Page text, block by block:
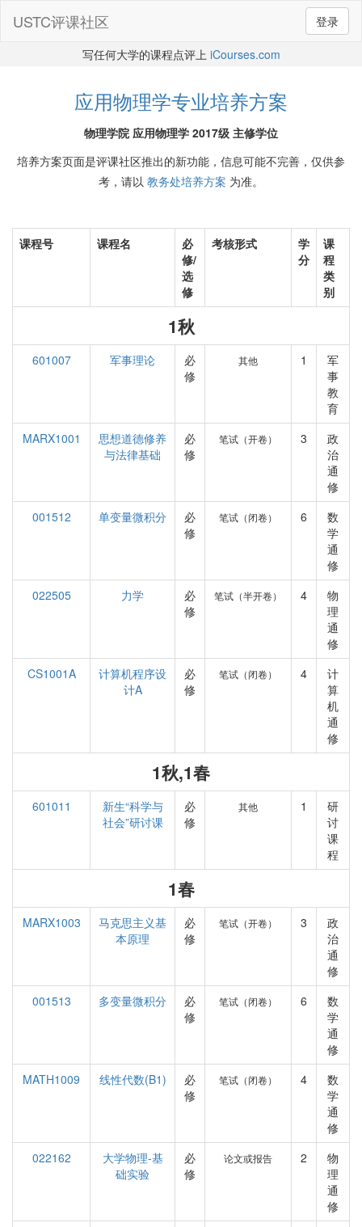
登录
USTC评课社区
写任何大学的课程点评上 iCourses.com
应用物理学专业培养方案
物理学院 应用物理学 2017级 主修学位
培养方案页面是评课社区推出的新功能，信息可能不完善，仅供参
考，请以 教务处培养方案 为准。
课程号 课程名
必
修/
选
修
考核形式
学
分
课
程
类
别
1秋
601007 军事理论
必
修
其他 1
军
事
教
育
MARX1001
思想道德修养
与法律基础
必
修
笔试（开卷） 3
政
治
通
修
001512
单变量微积分
必
修
笔试（闭卷） 6
数
学
通
修
022505
力学
必
修
笔试（半开卷） 4
物
理
通
修
CS1001A
计算机程序设
计A
必
修
笔试（闭卷） 4
计
算
机
通
修
1秋,1春
601011
新生“科学与
社会”研讨课
必
修
其他 1
研
讨
课
程
1春
MARX1003
马克思主义基
本原理
必
修
笔试（开卷） 3
政
治
通
修
001513
多变量微积分
必
修
笔试（闭卷） 6
数
学
通
修
MATH1009
线性代数(B1)
必
修
笔试（闭卷） 4
数
学
通
修
022162
大学物理-基
础实验
必
修
论文或报告 2
物
理
通
修